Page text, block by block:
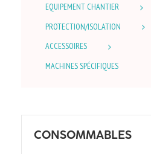
EQUIPEMENT CHANTIER
PROTECTION/ISOLATION
ACCESSOIRES
MACHINES SPÉCIFIQUES
CONSOMMABLES